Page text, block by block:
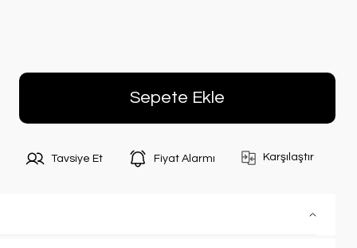
Sepete Ekle
Tavsiye Et Fiyat Alarmı Karşılaştır